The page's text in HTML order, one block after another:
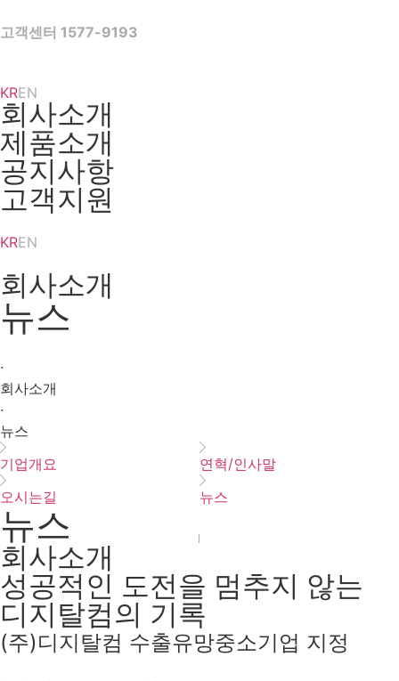
to
고객센터 1577-9193
KREN
회사소개
제품소개
공지사항
고객지원
KREN
회사소개
뉴스
·
회사소개
·
뉴스
기업개요
연혁/인사말
오시는길
뉴스
뉴스
회사소개
성공적인 도전을 멈추지 않는
디지탈컴의 기록
(주)디지탈컴 수출유망중소기업 지정